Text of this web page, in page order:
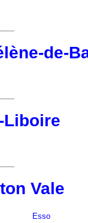
de-
Liboire
Vale
Esso